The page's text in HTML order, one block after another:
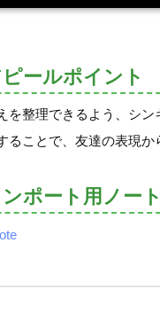
ールポイント
を整理できるよう、シ
ることで、友達の表現
ポート用ノー